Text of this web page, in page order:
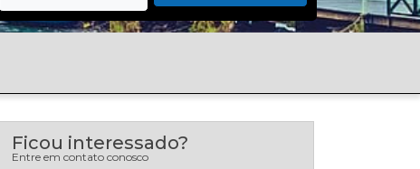
Ficou interessado?
Entre em contato conosco